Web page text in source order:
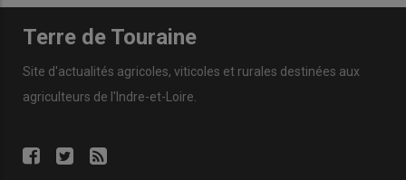
Terre de Touraine
Site d'actualités agricoles, viticoles et rurales destinées aux
agriculteurs de l'Indre-et-Loire.